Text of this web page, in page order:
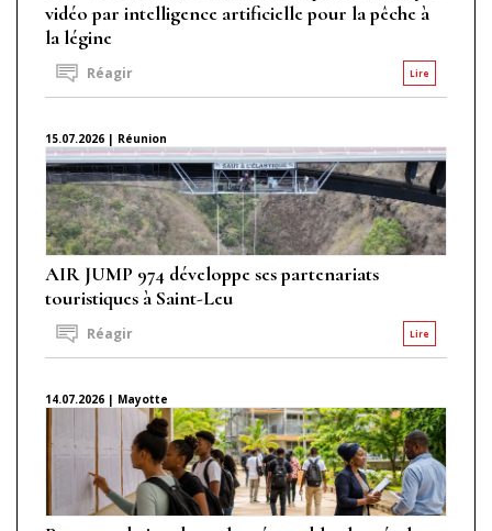
vidéo par intelligence artificielle pour la pêche à
la légine
Lire
Réagir
15.07.2026 | Réunion
AIR JUMP 974 développe ses partenariats
touristiques à Saint-Leu
Lire
Réagir
14.07.2026 | Mayotte